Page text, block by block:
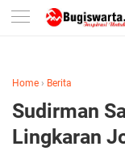
-->
Home › Berita
Sudirman
Lingkaran